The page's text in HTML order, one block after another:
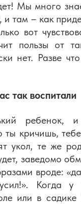
Мы много
и там – как
вот
пользы от
нет. Разве
так воспитали
ребенок,
ты кричишь,
укол, те же
заведомо
вроде:
Когда у
или в